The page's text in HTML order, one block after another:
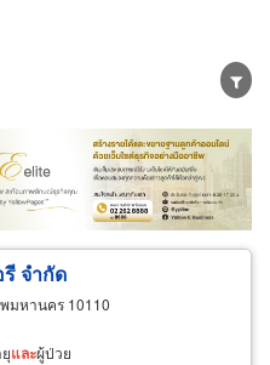
ผู้ผลิต
ตัวแทนจัดจำหน่าย
ริการ
จำกัด
มหานคร 10110
และผู้ป่วย